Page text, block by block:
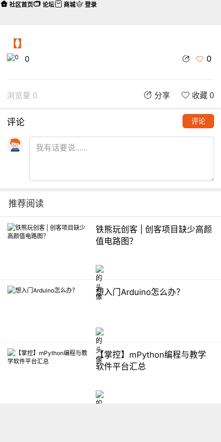
【】
0 0
浏览量 0 分享 收藏 0
评论 评论
推荐阅读
铁熊玩创客 | 创客项目缺少高颜
值电路图？
想入门Arduino怎么办？
【掌控】mPython编程与教学
软件平台汇总
社区首页 论坛 商城 登录